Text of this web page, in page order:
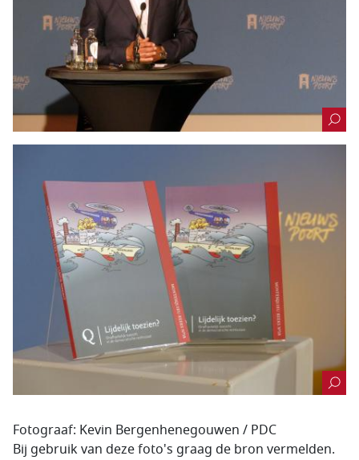
Fotograaf: Kevin Bergenhenegouwen / PDC
Bij gebruik van deze foto's graag de bron vermelden.